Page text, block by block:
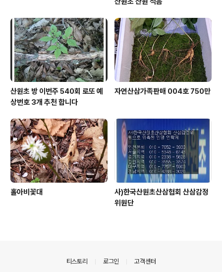
산원초 방 이번주 540회 로또 예
상번호 3개 추천 합니다
자연산삼가족판매 004호 750만
홀아비꽃대
사)한국산원초산삼협회 산삼감정
위원단
티스토리 로그인 고객센터